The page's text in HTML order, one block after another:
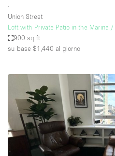
∙
Union Street
Loft with Private Patio in the Marina
900 sq ft
su base $1,440 al giorno